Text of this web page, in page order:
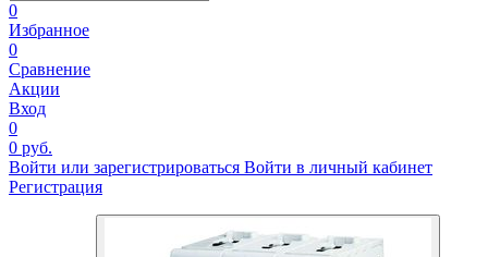
0
Избранное
0
Сравнение
Акции
Вход
0
0 руб.
Войти или зарегистрироваться Войти в личный кабинет
Регистрация